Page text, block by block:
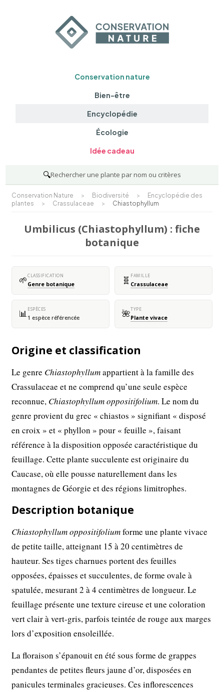
Conservation nature
Bien-être
Encyclopédie
Écologie
Idée cadeau
🔍Rechercher une plante par nom ou critères
Conservation Nature > Biodiversité >
Encyclopédie des
plantes
> Crassulaceae > Chiastophyllum
Umbilicus (Chiastophyllum) : fiche
botanique
🌱CLASSIFICATION
Genre botanique 🧬 FAMILLE
Crassulaceae
📊ESPÈCES
1 espèce référencée 🌺TYPE
Plante vivace
Origine et classification
Le genre Chiastophyllumappartient à la famille des
Crassulaceae et ne comprend qu’une seule espèce
reconnue, Chiastophyllum oppositifolium. Le nom du
genre provient du grec « chiastos » signifiant « disposé
en croix » et « phyllon » pour « feuille », faisant
référence à la disposition opposée caractéristique du
feuillage. Cette plante succulente est originaire du
Caucase, où elle pousse naturellement dans les
montagnes de Géorgie et des régions limitrophes.
Description botanique
Chiastophyllum oppositifoliumforme une plante vivace
de petite taille, atteignant 15 à 20 centimètres de
hauteur. Ses tiges charnues portent des feuilles
opposées, épaisses et succulentes, de forme ovale à
spatulée, mesurant 2 à 4 centimètres de longueur. Le
feuillage présente une texture cireuse et une coloration
vert clair à vert-gris, parfois teintée de rouge aux marges
lors d’exposition ensoleillée.
La floraison s’épanouit en été sous forme de grappes
pendantes de petites fleurs jaune d’or, disposées en
panicules terminales gracieuses. Ces inflorescences